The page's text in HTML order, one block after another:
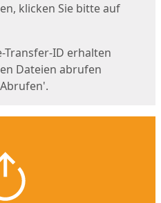
klicken Sie bitte auf
Transfer-ID erhalten
Dateien abrufen